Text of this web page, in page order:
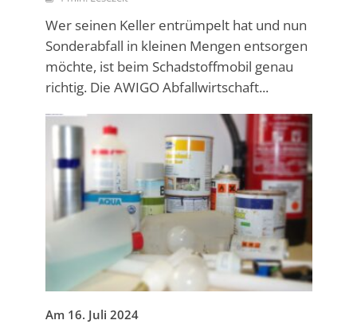
Wer seinen Keller entrümpelt hat und nun
Sonderabfall in kleinen Mengen entsorgen
möchte, ist beim Schadstoffmobil genau
richtig. Die AWIGO Abfallwirtschaft...
Am 16. Juli 2024